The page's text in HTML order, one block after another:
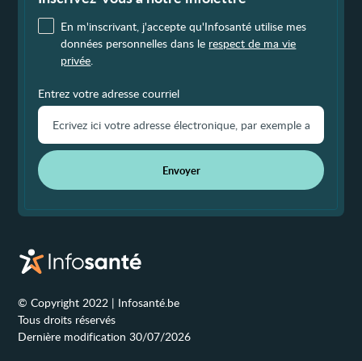
En m'inscrivant, j'accepte qu'Infosanté utilise mes
données personnelles dans le respect de ma vie
privée
Entrez votre adresse courriel
Envoyer
© Copyright 2022 | Infosanté.be
Tous droits réservés
Dernière modification 30/07/2026